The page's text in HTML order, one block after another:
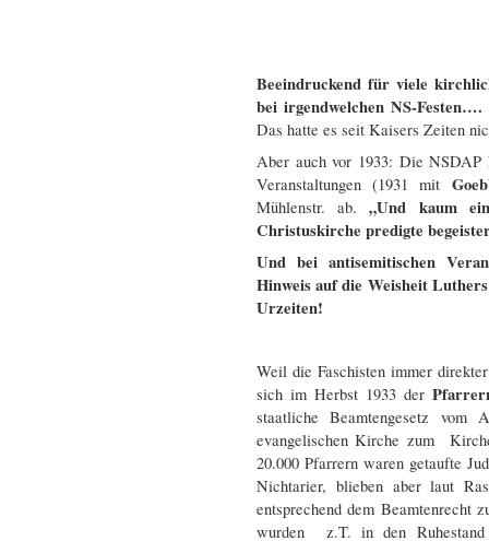
Beeindruckend für viele
bei irgendwelchen NS-
Das hatte es seit Kaisers Zeiten
Aber auch vor 1933: Die NSDAP
Veranstaltungen (1931 mit
Mühlenstr. ab.„Und kaum
Christuskirche predigte
Und bei antisemitischen
Hinweis auf die Weisheit
Urzeiten!
Weil die Faschisten immer
sich im Herbst 1933 der
staatliche Beamtengesetz
evangelischen Kirche zum
20.000 Pfarrern waren getaufte
Nichtarier, blieben aber laut
entsprechend dem Beamtenrecht
wurden z.T. in den Ruhestand